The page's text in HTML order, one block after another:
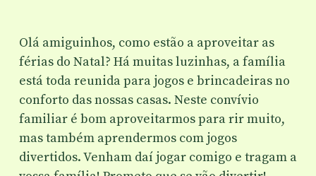
Olá amiguinhos, como estão a aproveitar as
férias do Natal? Há muitas luzinhas, a família
está toda reunida para jogos e brincadeiras no
conforto das nossas casas. Neste convívio
familiar é bom aproveitarmos para rir muito,
mas também aprendermos com jogos
divertidos. Venham daí jogar comigo e tragam a